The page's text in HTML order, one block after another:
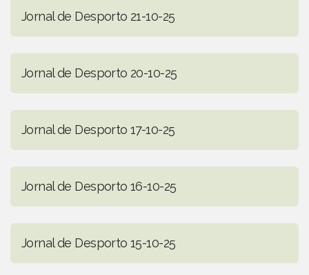
Jornal de Desporto 21-10-25
Jornal de Desporto 20-10-25
Jornal de Desporto 17-10-25
Jornal de Desporto 16-10-25
Jornal de Desporto 15-10-25